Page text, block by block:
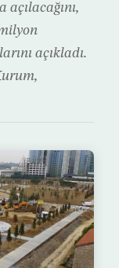
açılacağını,
açıkladı.